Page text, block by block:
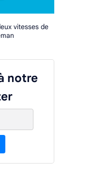
vitesses de
notre